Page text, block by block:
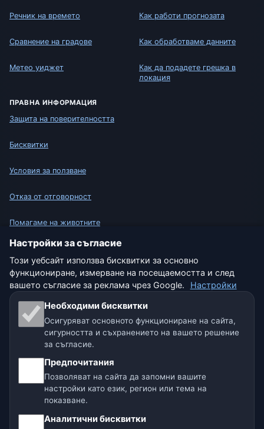
Речник на времето
Сравнение на градове
Метео уиджет
Как работи прогнозата
Как обработваме данните
Как да подадете грешка в
локация
ПРАВНА ИНФОРМАЦИЯ
Защита на поверителността
Бисквитки
Условия за ползване
Отказ от отговорност
Помагаме на животните
Карта на сайта
Настройки
Нашите метео сайтове:
🇨🇿 Чехия
🇩🇪🇦🇹🇨🇭 Германия / Австрия / Швейцария
🌎 Латинска Америка и Испания
🇮🇳 Южна и Югоизточна Азия
Настройки за съгласие
Този уебсайт използва бисквитки за основно
функциониране, измерване на посещаемостта и след
вашето съгласие за реклама чрез Google.
Настройки
Необходими бисквитки
Осигуряват основното функциониране на сайта,
сигурността и съхранението на вашето решение
за съгласие.
Предпочитания
Позволяват на сайта да запомни вашите
настройки като език, регион или тема на
показване.
Аналитични бисквитки